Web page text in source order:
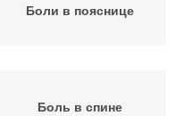
Боли в пояснице
Боль в спине